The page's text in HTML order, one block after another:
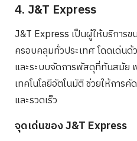
4. J&T Express
J&T Express เป็นผู้ให้บริการ
ครอบคลุมทั่วประเทศ โดดเด่นด้
และระบบจัดการพัสดุที่ทันสมัย
เทคโนโลยีอัตโนมัติ ช่วยให้การ
และรวดเร็ว
จุดเด่นของ J&T Express